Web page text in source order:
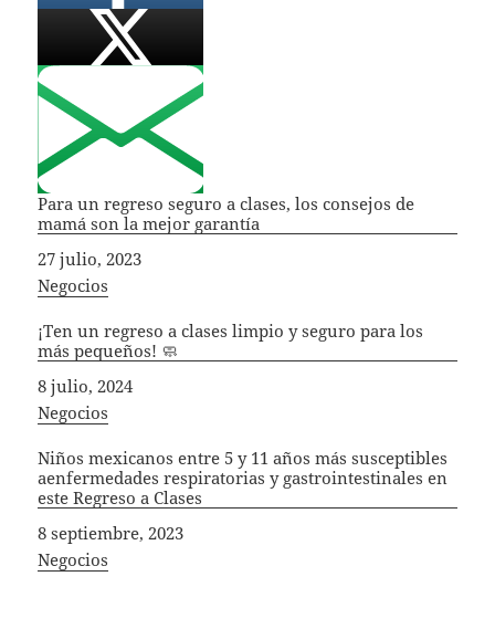
Para un regreso seguro a clases, los consejos de
mamá son la mejor garantía
Fecha
27 julio, 2023
In relation to
Negocios
¡Ten un regreso a clases limpio y seguro para los
más pequeños! 🧼
Fecha
8 julio, 2024
In relation to
Negocios
Niños mexicanos entre 5 y 11 años más susceptibles
aenfermedades respiratorias y gastrointestinales en
este Regreso a Clases
Fecha
8 septiembre, 2023
In relation to
Negocios